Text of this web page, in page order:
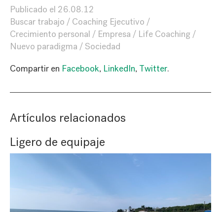
Publicado el 26.08.12
Buscar trabajo
Coaching Ejecutivo
Crecimiento personal
Empresa
Life Coaching
Nuevo paradigma
Sociedad
Compartir en Facebook, LinkedIn, Twitter.
Artículos relacionados
Ligero de equipaje